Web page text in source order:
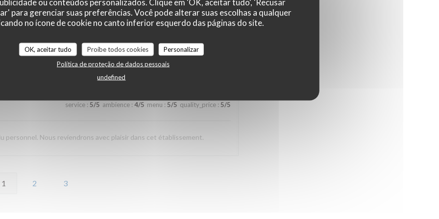
para gerenciar suas preferências. Você pode alterar suas escolhas a qualquer
no ícone de cookie no canto inferior esquerdo das páginas do site.
OK, aceitar tudo Proíbe todos cookies
Personalizar
Política de proteção de dados pessoais
undefined
service:5 /5 ambience: 5/5 menu:5/5 quality_price:5/5
agréable moment dans ce restaurant.
service: 5/5 ambience: 4/5 menu : 5/5 quality_price: 5/5
personnel. Nous reviendrons avec plaisir dans cet établissement.
1 2 3